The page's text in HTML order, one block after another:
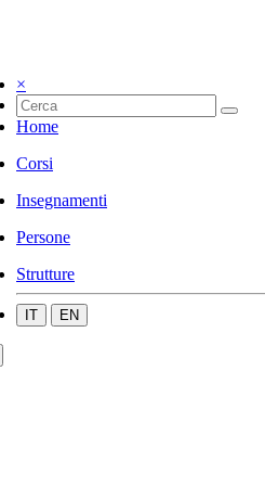
×
Home
Corsi
Insegnamenti
Persone
Strutture
IT EN